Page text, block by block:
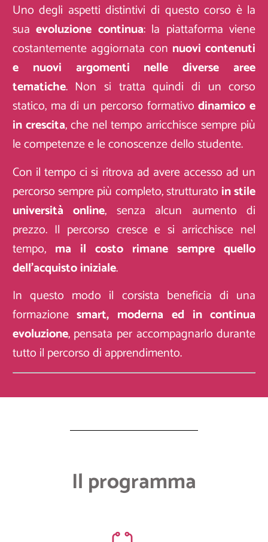
Uno degli aspetti distintivi di questo corso è la
suaevoluzione continua: la piattaforma viene
costantemente aggiornata con nuovi contenuti
e nuovi argomenti nelle diverse aree
tematiche. Non si tratta quindi di un corso
statico, ma di un percorso formativodinamico e
in crescita, che nel tempo arricchisce sempre più
le competenze e le conoscenze dello studente.
Con il tempo ci si ritrova ad avere accesso ad un
percorso sempre più completo, strutturato in stile
università online, senza alcun aumento di
prezzo. Il percorso cresce e si arricchisce nel
tempo, ma il costo rimane sempre quello
dell’acquisto iniziale.
In questo modo il corsista beneficia di una
formazionesmart, moderna ed in continua
evoluzione, pensata per accompagnarlo durante
tutto il percorso di apprendimento.
Il programma